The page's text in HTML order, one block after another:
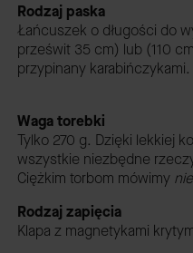
Rodzaj paska
Łańcuszek o długości do
prześwit 35 cm) lub (110
przypinany karabińczykami.
Waga torebki
Tylko 270 g. Dzięki lekkiej
wszystkie niezbędne
Ciężkim torbom mówimy
Rodzaj zapięcia
Klapa z magnetykami